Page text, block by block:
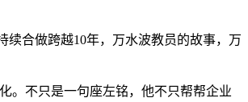
合做跨越10年，万水波教员的故事，万
。不只是一句座左铭，他不只帮帮企业